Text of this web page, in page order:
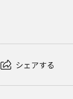
シェアする